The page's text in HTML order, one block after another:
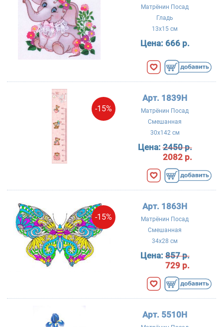
Матрёнин Посад
Гладь
13x15 см
Цена: 666 р.
-15%
Арт. 1839Н
Матрёнин Посад
Смешанная
30x142 см
Цена:2450 р.
2082 р.
-15%
Арт. 1863Н
Матрёнин Посад
Смешанная
34x28 см
Цена:857 р.
729 р.
Арт. 5510Н